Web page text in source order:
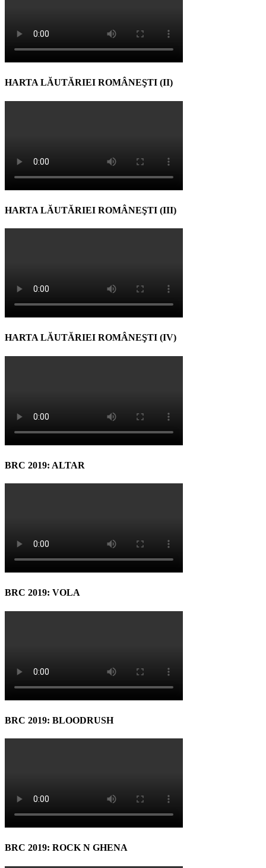
HARTA LĂUTĂRIEI ROMÂNEŞTI (II)
HARTA LĂUTĂRIEI ROMÂNEŞTI (III)
HARTA LĂUTĂRIEI ROMÂNEŞTI (IV)
BRC 2019: ALTAR
BRC 2019: VOLA
BRC 2019: BLOODRUSH
BRC 2019: ROCK N GHENA